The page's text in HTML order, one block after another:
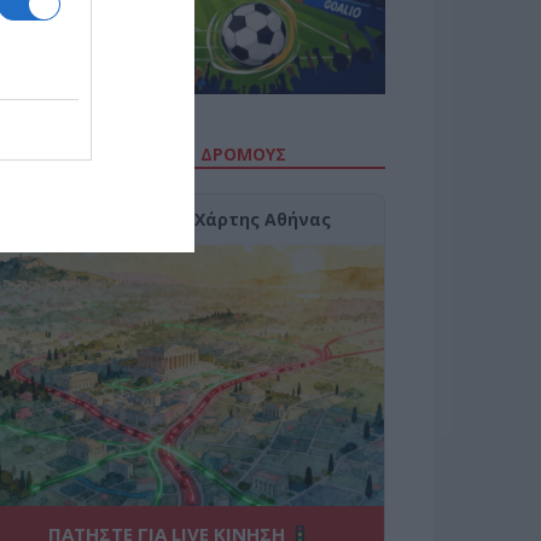
ΤΗΝ ΚΙΝΗΣΗ ΣΤΟΥΣ ΔΡΌΜΟΥΣ
Κίνηση Τώρα: Live Χάρτης Αθήνας
ΠΑΤΗΣΤΕ ΓΙΑ LIVE ΚΙΝΗΣΗ